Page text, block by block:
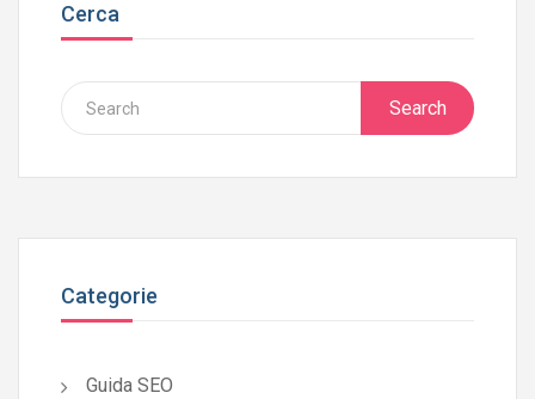
Cerca
Search
Categorie
Guida SEO